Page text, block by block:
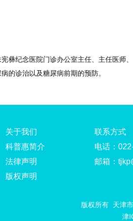
彝纪念医院门诊办公室主任、主任医师
的诊治以及糖尿病前期的预防。
关于我们
科普惠简介
法律声明
版权声明
联系方式
电话：
邮箱：
版权所有 天津
津